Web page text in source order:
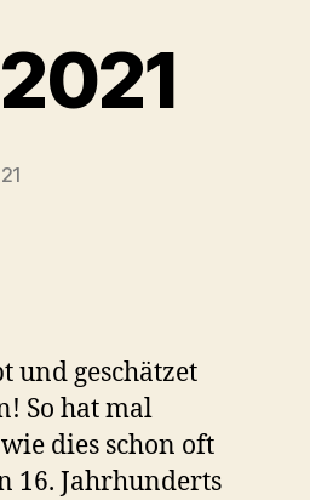
und geschätzet
So hat mal
dies schon oft
16. Jahrhunderts